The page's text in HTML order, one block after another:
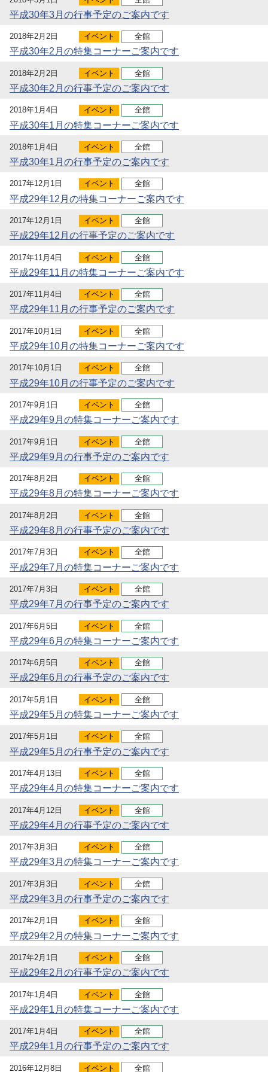
平成30年3月の行事予定のご案内です
2018年2月2日 イベント 全館
平成30年2月の特集コーナーご案内です
2018年2月2日 イベント 全館
平成30年2月の行事予定のご案内です
2018年1月4日 イベント 全館
平成30年1月の特集コーナーご案内です
2018年1月4日 イベント 全館
平成30年1月の行事予定のご案内です
2017年12月1日 イベント 全館
平成29年12月の特集コーナーご案内です
2017年12月1日 イベント 全館
平成29年12月の行事予定のご案内です
2017年11月4日 イベント 全館
平成29年11月の特集コーナーご案内です
2017年11月4日 イベント 全館
平成29年11月の行事予定のご案内です
2017年10月1日 イベント 全館
平成29年10月の特集コーナーご案内です
2017年10月1日 イベント 全館
平成29年10月の行事予定のご案内です
2017年9月1日 イベント 全館
平成29年9月の特集コーナーご案内です
2017年9月1日 イベント 全館
平成29年9月の行事予定のご案内です
2017年8月2日 イベント 全館
平成29年8月の特集コーナーご案内です
2017年8月2日 イベント 全館
平成29年8月の行事予定のご案内です
2017年7月3日 イベント 全館
平成29年7月の特集コーナーご案内です
2017年7月3日 イベント 全館
平成29年7月の行事予定のご案内です
2017年6月5日 イベント 全館
平成29年6月の特集コーナーご案内です
2017年6月5日 イベント 全館
平成29年6月の行事予定のご案内です
2017年5月1日 イベント 全館
平成29年5月の特集コーナーご案内です
2017年5月1日 イベント 全館
平成29年5月の行事予定のご案内です
2017年4月13日 イベント 全館
平成29年4月の特集コーナーご案内です
2017年4月12日 イベント 全館
平成29年4月の行事予定のご案内です
2017年3月3日 イベント 全館
平成29年3月の特集コーナーご案内です
2017年3月3日 イベント 全館
平成29年3月の行事予定のご案内です
2017年2月1日 イベント 全館
平成29年2月の特集コーナーご案内です
2017年2月1日 イベント 全館
平成29年2月の行事予定のご案内です
2017年1月4日 イベント 全館
平成29年1月の特集コーナーご案内です
2017年1月4日 イベント 全館
平成29年1月の行事予定のご案内です
2016年12月8日 イベント 全館